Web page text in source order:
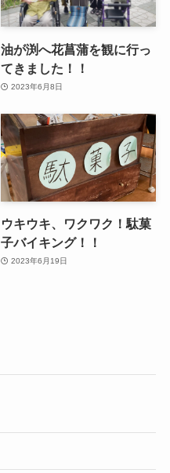
油が渕へ花菖蒲を観に行っ
てきました！！
2023年6月8日
ウキウキ、ワクワク！駄菓
子バイキング！！
2023年6月19日